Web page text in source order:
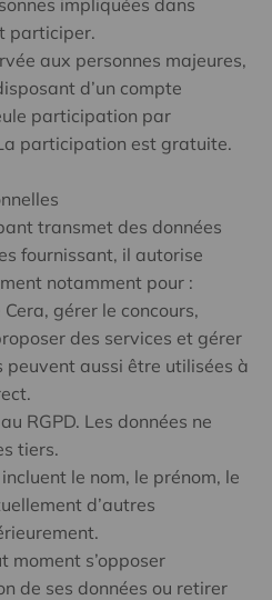
impliquées dans
participer.
aux personnes majeures,
d’un compte
participation par
participation est gratuite.
transmet des données
fournissant, il autorise
notamment pour :
gérer le concours,
des services et gérer
peuvent aussi être utilisées à
RGPD. Les données ne
tiers.
le nom, le prénom, le
d’autres
s’opposer
de ses données ou retirer